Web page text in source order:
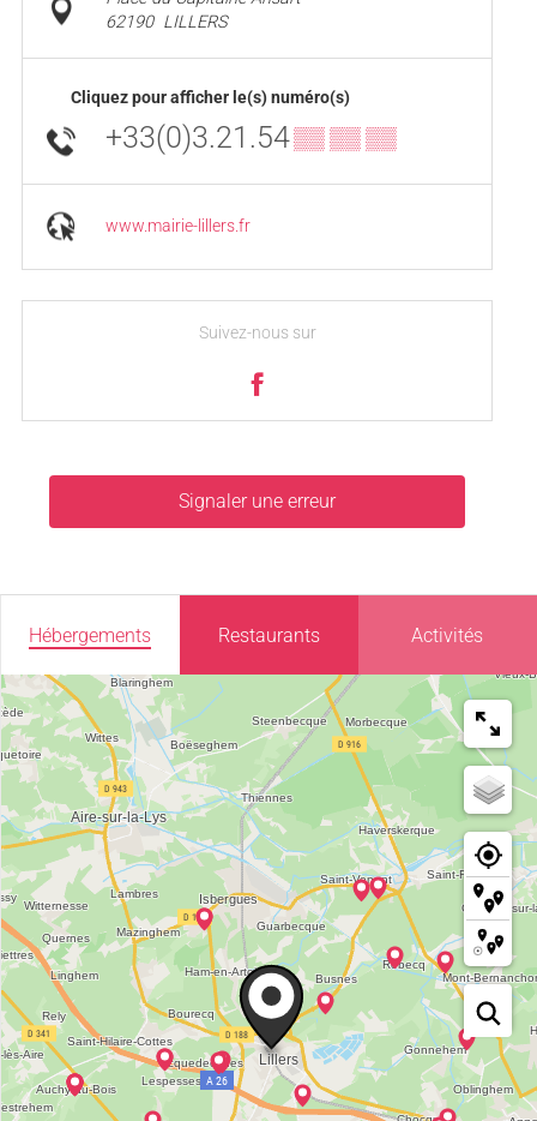
62190 LILLERS
Cliquez pour afficher le(s) numéro(s)
+33(0)3.21.54▒▒ ▒▒ ▒▒
www.mairie-lillers.fr
Suivez-nous sur
Signaler une erreur
Hébergements Restaurants Activités